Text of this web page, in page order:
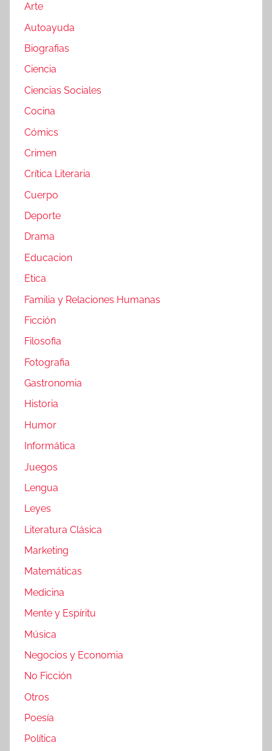
Arte
Autoayuda
Biografias
Ciencia
Ciencias Sociales
Cocina
Cómics
Crimen
Crítica Literaria
Cuerpo
Deporte
Drama
Educacion
Etica
Familia y Relaciones Humanas
Ficción
Filosofia
Fotografia
Gastronomia
Historia
Humor
Informática
Juegos
Lengua
Leyes
Literatura Clásica
Marketing
Matemáticas
Medicina
Mente y Espíritu
Música
Negocios y Economia
No Ficción
Otros
Poesía
Política